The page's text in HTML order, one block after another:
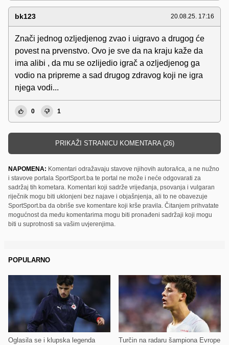
bk123 20.08.25. 17:16
Znači jednog ozljedjenog zvao i uigravo a drugog će
povest na prvenstvo. Ovo je sve da na kraju kaže da
ima alibi , da mu se ozlijedio igrač a ozljedjenog ga
vodio na pripreme a sad drugog zdravog koji ne igra
njega vodi...
0 1
PRIKAŽI STRANICU KOMENTARA (26)
NAPOMENA: Komentari odražavaju stavove njihovih autora/ica, a ne nužno
i stavove portala SportSport.ba te portal ne može i neće odgovarati za
sadržaj tih kometara. Komentari koji sadrže vrijeđanja, psovanja i vulgaran
riječnik mogu biti uklonjeni bez najave i objašnjenja, ali to ne obavezuje
SportSport.ba da obriše sve komentare koji krše pravila. Čitanjem prihvatate
mogućnost da među komentarima mogu biti pronađeni sadržaji koji mogu
biti u suprotnosti sa vašim uvjerenjima.
POPULARNO
Oglasila se i klupska legenda Turčin na radaru šampiona Evrope